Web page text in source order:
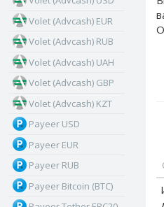
Volet (Advcash) EUR
Volet (Advcash) RUB
Volet (Advcash) UAH
Volet (Advcash) GBP
Volet (Advcash) KZT
Payeer USD
Payeer EUR
Payeer RUB
Payeer Bitcoin (BTC)